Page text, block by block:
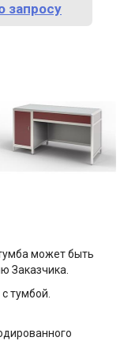
запросу
может быть
Заказчика.
тумбой.